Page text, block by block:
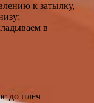
к затылку,
в